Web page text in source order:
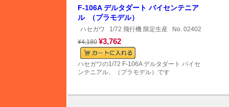
F-106A デルタダート バイセンテニア
ル （プラモデル）
ハセガワ 1/72 飛行機 限定生産 No. 02402
¥4,180 ¥3,762
ハセガワの1/72 F-106A デルタダート バイセ
ンテニアル、（プラモデル）です